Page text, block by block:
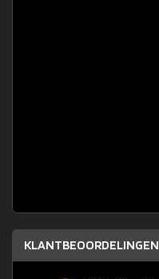
KLANTBEOORDELINGEN